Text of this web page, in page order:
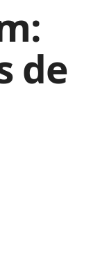
de